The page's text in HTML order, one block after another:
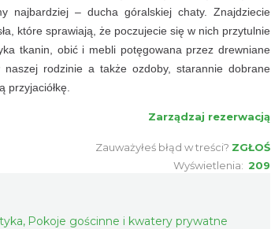
najbardziej – ducha góralskiej chaty. Znajdziecie
które sprawiają, że poczujecie się w nich przytulnie
tkanin, obić i mebli potęgowana przez drewniane
rodzinie a także ozdoby, starannie dobrane
Zarządzaj rezerwacją
Zauważyłeś błąd w treści? ZGŁOŚ
Wyświetlenia: 209
, Pokoje gościnne i kwatery prywatne